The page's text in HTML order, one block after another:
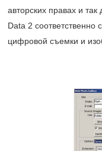
авторских правах и
Data 2
цифровой съемки и